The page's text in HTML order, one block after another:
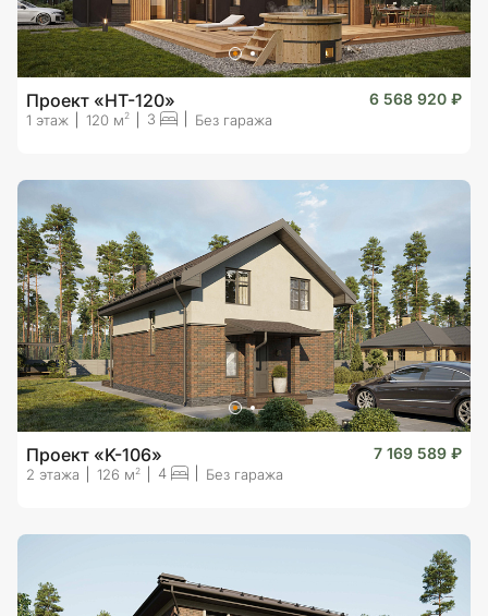
Проект «HT-120» 6 568 920 ₽
1 этаж 120 м2 3 Без гаража
Проект «K-106» 7 169 589 ₽
2 этажа 126 м 2 4 Без гаража